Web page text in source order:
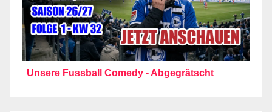
Unsere Fussball Comedy - Abgegrätscht